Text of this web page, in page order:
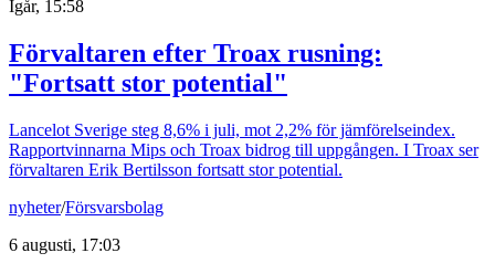
Igår, 15:58
Förvaltaren efter Troax rusning:
"Fortsatt stor potential"
Lancelot Sverige steg 8,6% i juli, mot 2,2% för jämförelseindex.
Rapportvinnarna Mips och Troax bidrog till uppgången. I Troax ser
förvaltaren Erik Bertilsson fortsatt stor potential.
nyheter/Försvarsbolag
6 augusti, 17:03